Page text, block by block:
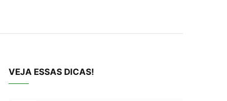
VEJA ESSAS DICAS!